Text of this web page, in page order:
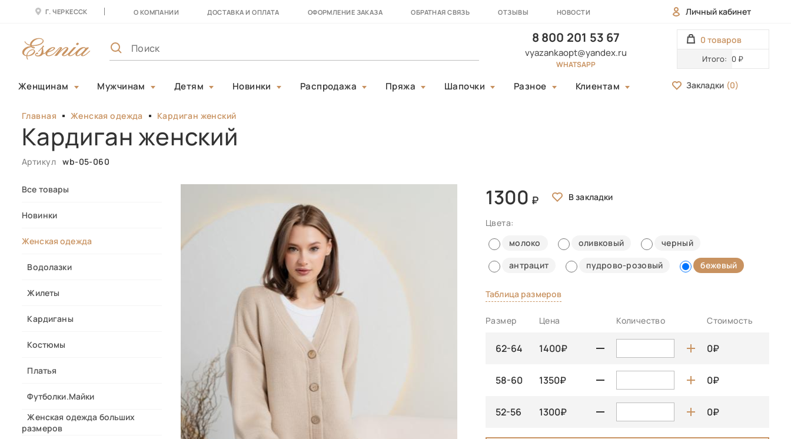
Г. ЧЕРКЕССК О КОМПАНИИ ДОСТАВКА И ОПЛАТА ОФОРМЛЕНИЕ ЗАКАЗА ОБРАТНАЯ СВЯЗЬ ОТЗЫВЫ НОВОСТИ Личный кабинет
8 800 201 53 67
vyazankaopt@yandex.ru
WHATSAPP
0 товаров
Итого: 0 ₽
Женщинам Мужчинам Детям Новинки Распродажа Пряжа Шапочки Разное Клиентам Закладки (0)
Главная Женская одежда Кардиган женский
Кардиган женский
Артикул wb-05-060
Все товары
Новинки
Женская одежда
Водолазки
Жилеты
Кардиганы
Костюмы
Платья
Футболки.Майки
Женская одежда больших
размеров
1300
Цвета:
молоко
оливковый
черный
антрацит
пудрово-розовый бежевый
Таблица размеров
Размер Цена Количество Стоимость
62-64 1400 0
58-60 1350 0
52-56 1300 0